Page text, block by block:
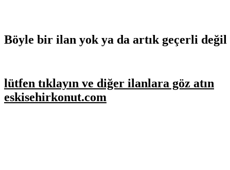
Böyle bir ilan yok ya da artık geçerli değil
lütfen tıklayın ve diğer ilanlara göz atın
eskisehirkonut.com